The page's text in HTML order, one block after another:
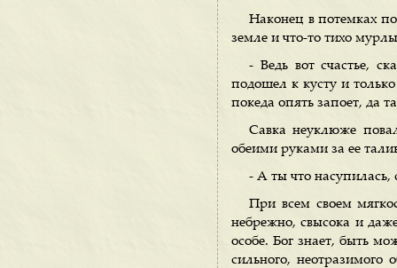
Наконец в потемках
земле и что-то тихо
- Ведь вот счастье,
подошел к кусту и
покеда опять запоет, да
Савка неуклюже
обеими руками за ее
- А ты что насупилась,
При всем своем
небрежно, свысока и
особе. Бог знает, быть
сильного, неотразимого